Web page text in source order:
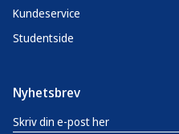
Kundeservice
Studentside
Nyhetsbrev